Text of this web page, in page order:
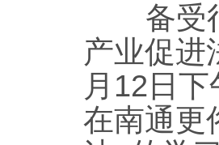
备受行
产业促进
月12日
在南通更